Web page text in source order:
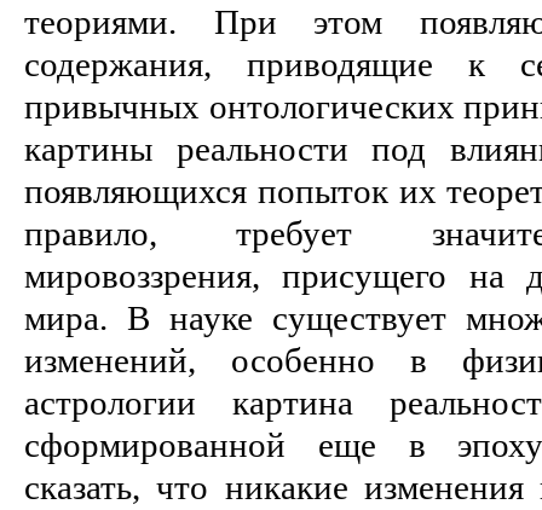
теориями. При этом
содержания, приводящие к
привычных онтологических
картины реальности под
появляющихся попыток их
правило, требует
мировоззрения, присущего на
мира. В науке существует
изменений, особенно в
астрологии картина
сформированной еще в
сказать, что никакие